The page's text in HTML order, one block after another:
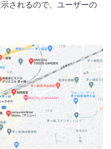
されるので、ユーザーの